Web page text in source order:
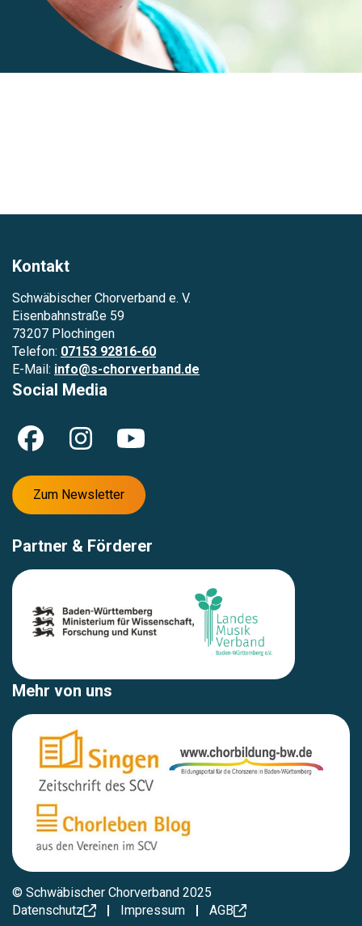
Kontakt
Schwäbischer Chorverband e. V.
Eisenbahnstraße 59
73207 Plochingen
Telefon: 07153 92816-60
E-Mail: info@s-chorverband.de
Social Media
Zum Newsletter
Partner & Förderer
Mehr von uns
© Schwäbischer Chorverband 2025
Datenschutz
Impressum AGB